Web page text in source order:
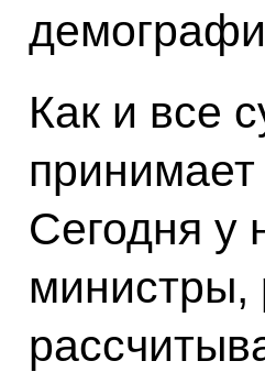
Как и все
Сегодня у
министры,